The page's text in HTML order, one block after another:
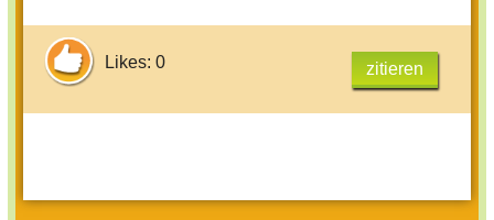
Likes: 0 zitieren